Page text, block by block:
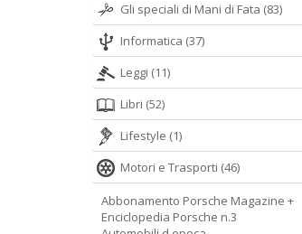
Gli speciali di Mani di Fata (83)
Informatica (37)
Leggi (11)
Libri (52)
Lifestyle (1)
Motori e Trasporti (46)
Abbonamento Porsche Magazine +
Enciclopedia Porsche n.3